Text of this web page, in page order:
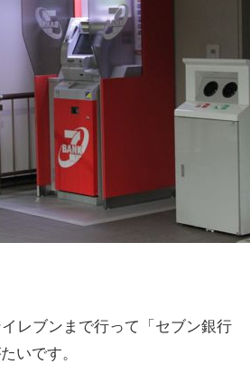
レブンまで行って「セブン銀行
いです。